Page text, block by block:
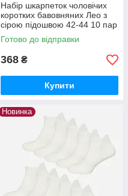
Набір шкарпеток чоловічих
коротких бавовняних Лео з
сірою підошвою 42-44 10 пар
Білий/Сірий
Готово до відправки
368 ₴
Купити
Новинка